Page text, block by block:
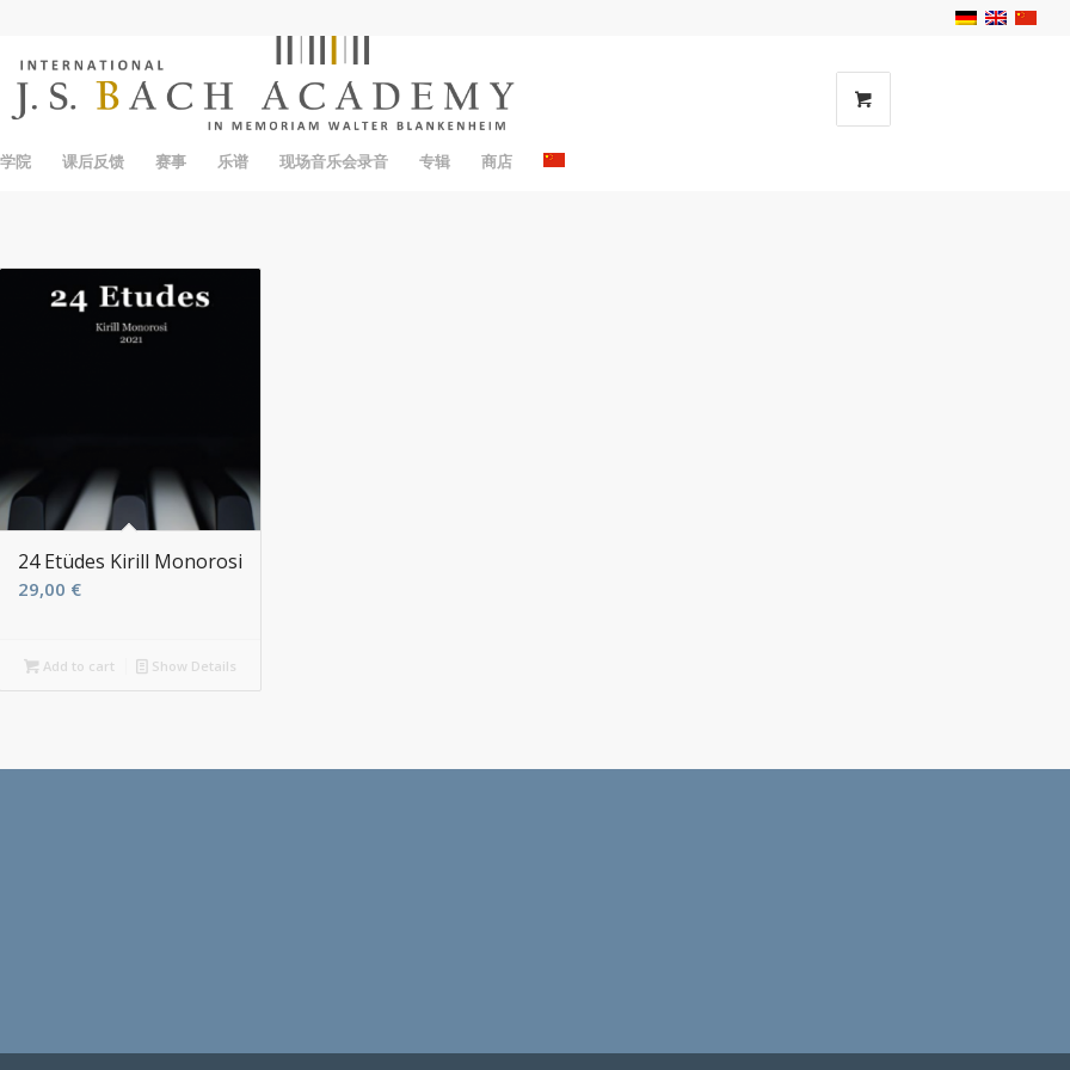
院 课后反馈 赛事 乐谱 现场音乐会录音 专辑 商店
24 Etüdes Kirill Monorosi
29,00 €
Add to cart Show Details